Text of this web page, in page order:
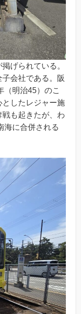
げられている。
会社である。阪
（明治45）のこ
としたレジャー施
も起きたが、わ
海に合併される